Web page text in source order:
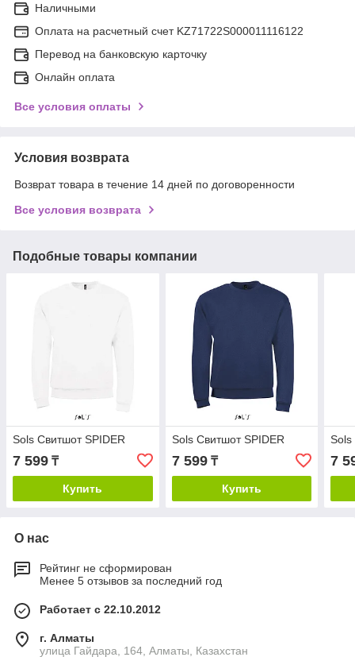
Наличными
Оплата на расчетный счет KZ71722S000011116122
Перевод на банковскую карточку
Онлайн оплата
Все условия оплаты
Условия возврата
Возврат товара в течение 14 дней по договоренности
Все условия возврата
Подобные товары компании
Sols Свитшот SPIDER
7 599 ₸
Купить
Sols Свитшот SPIDER
7 599₸
Купить
Sols
7
О нас
Рейтинг не сформирован
Менее 5 отзывов за последний год
Работает с 22.10.2012
г. Алматы
улица Гайдара, 164, Алматы, Казахстан